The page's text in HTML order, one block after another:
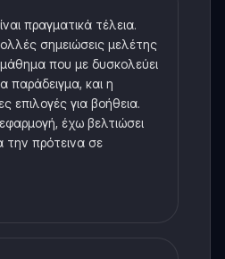
πραγματικά τέλεια.
σημειώσεις μελέτης
μάθημα που με δυσκολεύει
παράδειγμα, και η
επιλογές για βοήθεια.
έχω βελτιώσει
την πρότεινα σε